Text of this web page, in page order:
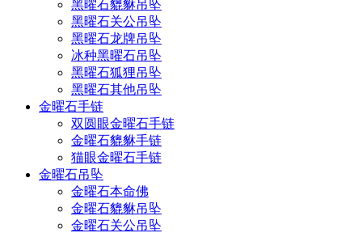
黑曜石貔貅吊坠
黑曜石关公吊坠
黑曜石龙牌吊坠
冰种黑曜石吊坠
黑曜石狐狸吊坠
黑曜石其他吊坠
金曜石手链
双圆眼金曜石手链
金曜石貔貅手链
猫眼金曜石手链
金曜石吊坠
金曜石本命佛
金曜石貔貅吊坠
金曜石关公吊坠